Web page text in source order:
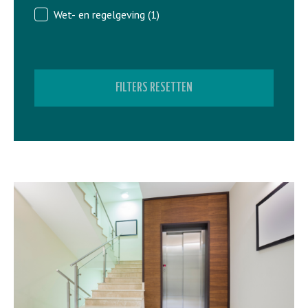
Wet- en regelgeving (1)
FILTERS RESETTEN